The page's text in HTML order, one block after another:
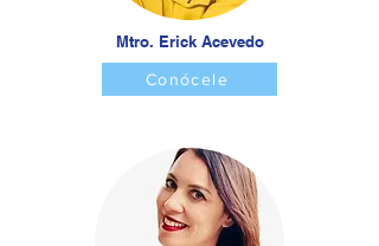
Mtro. Erick Acevedo
Conócele